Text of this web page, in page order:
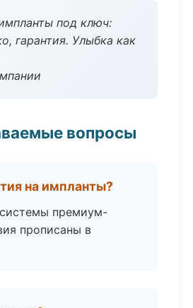
под ключ:
гарантия. Улыбка как
вопросы
на импланты?
премиум-
прописаны в